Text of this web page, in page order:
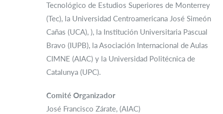
Tecnológico de Estudios Superiores de Monterrey
(Tec), la Universidad Centroamericana José Simeón
Cañas (UCA), ), la Institución Universitaria Pascual
Bravo (IUPB), la Asociación Internacional de Aulas
CIMNE (AIAC) y la Universidad Politécnica de
Catalunya (UPC).
Comité Organizador
José Francisco Zárate, (AIAC)